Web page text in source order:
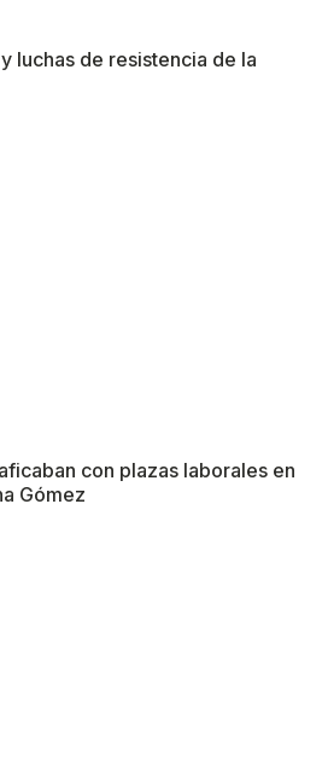
luchas de resistencia de la
con plazas laborales en
Gómez